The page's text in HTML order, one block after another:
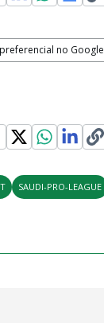
no Google
SAUDI-PRO-LEAGUE